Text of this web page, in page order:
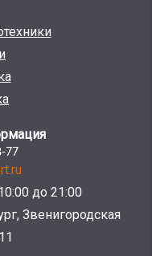
77
до 21:00
Звенигородская